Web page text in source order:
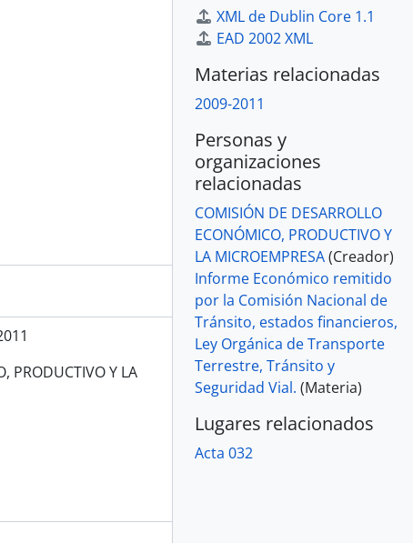
PRODUCTIVO Y LA
XML de Dublin Core 1.1
EAD 2002 XML
Materias relacionadas
2009-2011
Personas y
organizaciones
relacionadas
COMISIÓN DE DESARROLLO
ECONÓMICO, PRODUCTIVO Y
LA MICROEMPRESA(Creador)
Informe Económico remitido
por la Comisión Nacional de
Tránsito, estados financieros,
Ley Orgánica de Transporte
Terrestre, Tránsito y
Seguridad Vial. (Materia)
Lugares relacionados
Acta 032